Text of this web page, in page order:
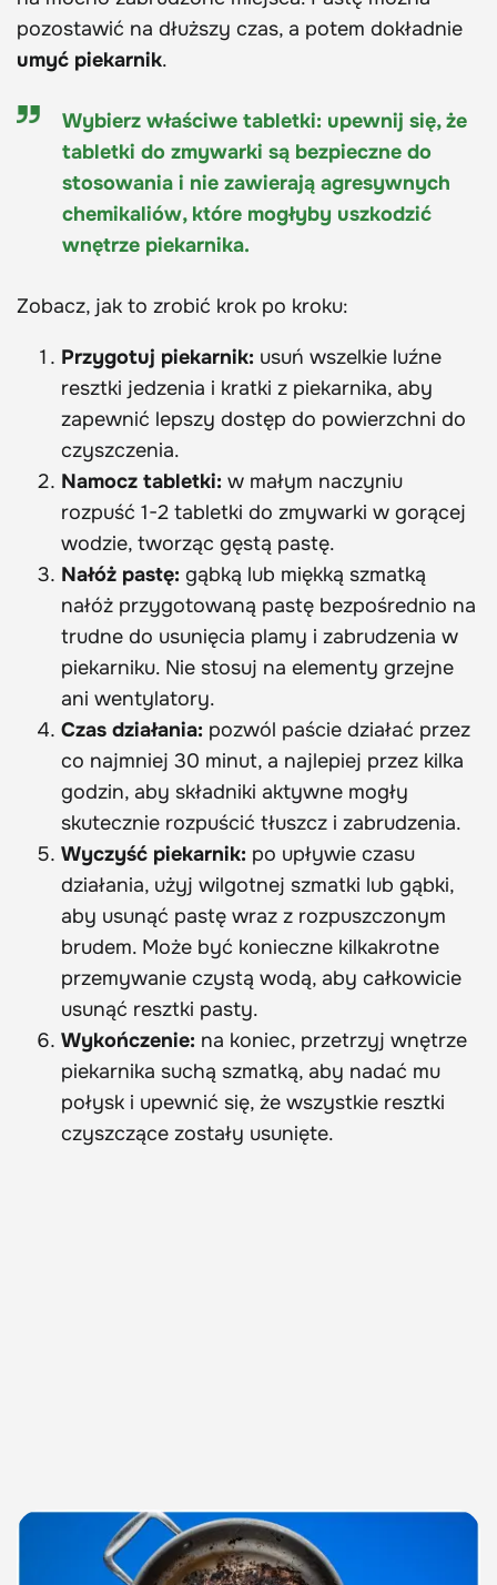
pozostawić na dłuższy czas, a potem dokładnie
umyć piekarnik.
Wybierz właściwe tabletki: upewnij się, że
tabletki do zmywarki są bezpieczne do
stosowania i nie zawierają agresywnych
chemikaliów, które mogłyby uszkodzić
wnętrze piekarnika.
Zobacz, jak to zrobić krok po kroku:
Przygotuj piekarnik: usuń wszelkie luźne
resztki jedzenia i kratki z piekarnika, aby
zapewnić lepszy dostęp do powierzchni do
czyszczenia.
Namocz tabletki: w małym naczyniu
rozpuść 1-2 tabletki do zmywarki w gorącej
wodzie, tworząc gęstą pastę.
Nałóż pastę: gąbką lub miękką szmatką
nałóż przygotowaną pastę bezpośrednio na
trudne do usunięcia plamy i zabrudzenia w
piekarniku. Nie stosuj na elementy grzejne
ani wentylatory.
Czas działania: pozwól paście działać przez
co najmniej 30 minut, a najlepiej przez kilka
godzin, aby składniki aktywne mogły
skutecznie rozpuścić tłuszcz i zabrudzenia.
Wyczyść piekarnik: po upływie czasu
działania, użyj wilgotnej szmatki lub gąbki,
aby usunąć pastę wraz z rozpuszczonym
brudem. Może być konieczne kilkakrotne
przemywanie czystą wodą, aby całkowicie
usunąć resztki pasty.
Wykończenie: na koniec, przetrzyj wnętrze
piekarnika suchą szmatką, aby nadać mu
połysk i upewnić się, że wszystkie resztki
czyszczące zostały usunięte.